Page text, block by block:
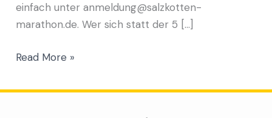
einfach unter anmeldung@salzkotten-
marathon.de. Wer sich statt der 5 […]
Read More »